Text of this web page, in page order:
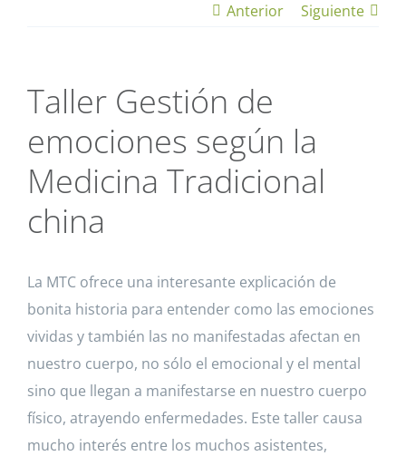
Anterior Siguiente
Taller Gestión de
emociones según la
Medicina Tradicional
china
La MTC ofrece una interesante explicación de
bonita historia para entender como las emociones
vividas y también las no manifestadas afectan en
nuestro cuerpo, no sólo el emocional y el mental
sino que llegan a manifestarse en nuestro cuerpo
físico, atrayendo enfermedades. Este taller causa
mucho interés entre los muchos asistentes,